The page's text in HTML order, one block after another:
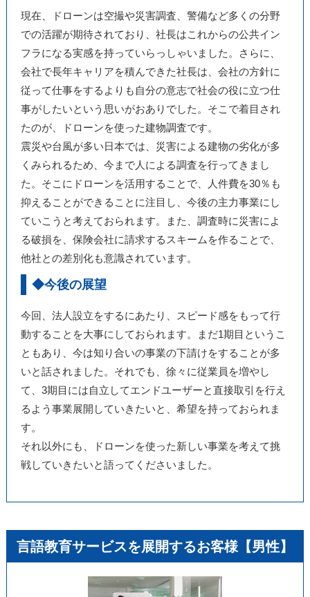
現在、ドローンは空撮や災害調査、警備など多くの分野
での活躍が期待されており、社長はこれからの公共イン
フラになる実感を持っていらっしゃいました。さらに、
会社で長年キャリアを積んできた社長は、会社の方針に
従って仕事をするよりも自分の意志で社会の役に立つ仕
事がしたいという思いがおありでした。そこで着目され
たのが、ドローンを使った建物調査です。
震災や台風が多い日本では、災害による建物の劣化が多
くみられるため、今まで人による調査を行ってきまし
た。そこにドローンを活用することで、人件費を30％も
抑えることができることに注目し、今後の主力事業にし
ていこうと考えておられます。また、調査時に災害によ
る破損を、保険会社に請求するスキームを作ることで、
他社との差別化も意識されています。
◆今後の展望
今回、法人設立をするにあたり、スピード感をもって行
動することを大事にしておられます。まだ1期目というこ
ともあり、今は知り合いの事業の下請けをすることが多
いと話されました。それでも、徐々に従業員を増やし
て、3期目には自立してエンドユーザーと直接取引を行え
るよう事業展開していきたいと、希望を持っておられま
す。
それ以外にも、ドローンを使った新しい事業を考えて挑
戦していきたいと語ってくださいました。
言語教育サービスを展開するお客様【男性】